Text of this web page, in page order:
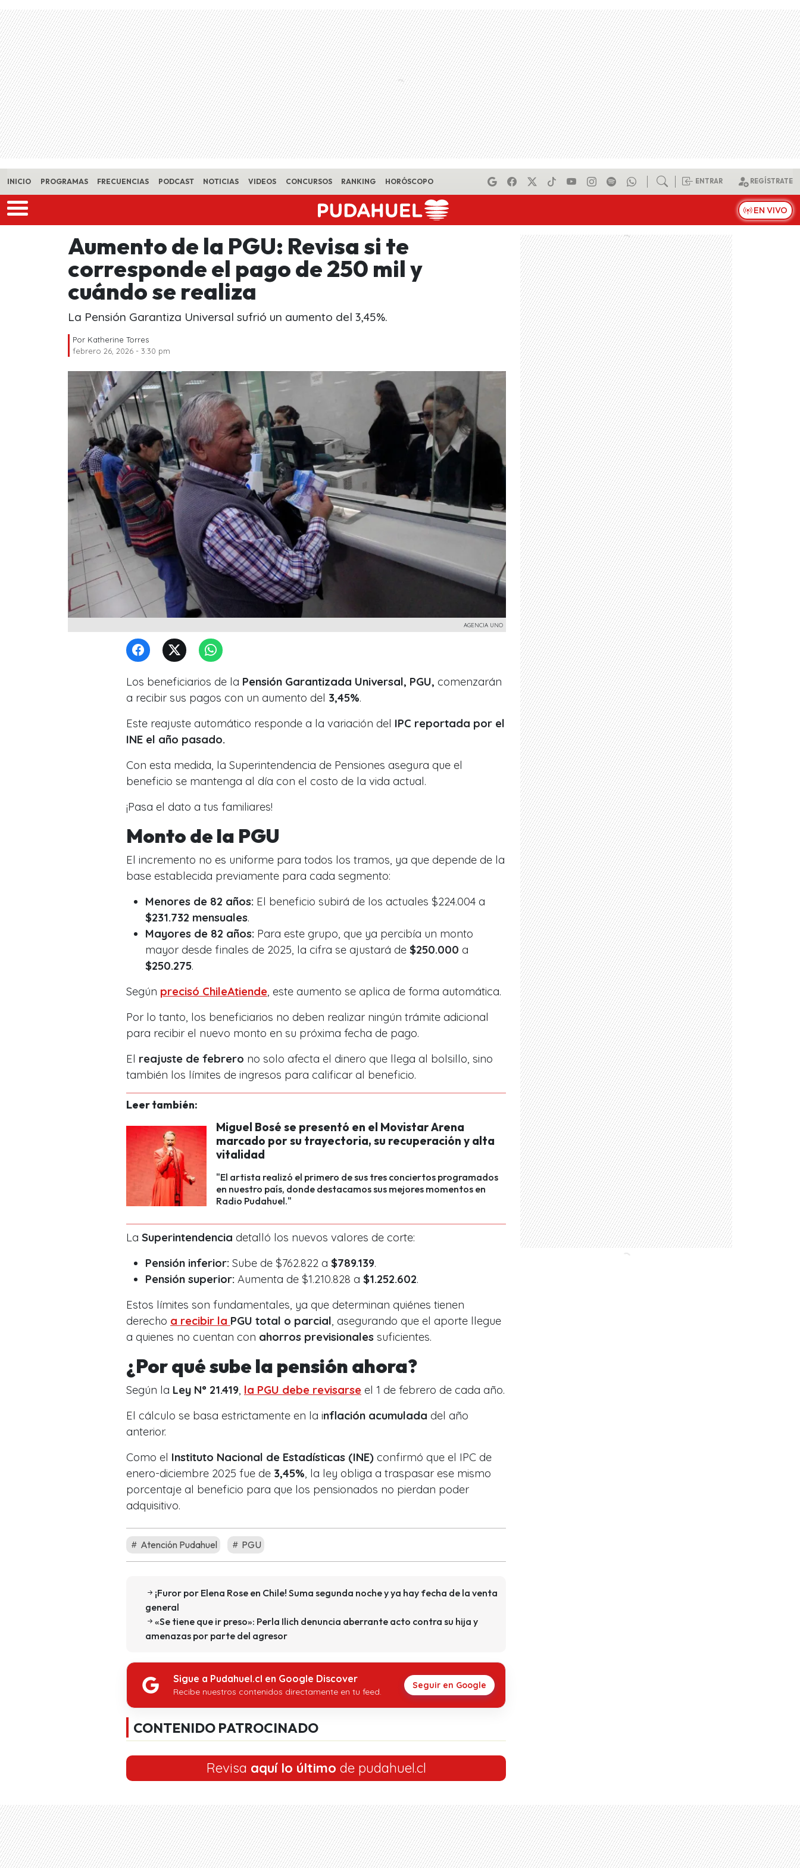
Skip to main content
INICIO PROGRAMAS FRECUENCIAS PODCAST NOTICIAS VIDEOS CONCURSOS RANKING HORÓSCOPO ENTRAR REGÍSTRATE
EN VIVO
Aumento de la PGU: Revisa si te
corresponde el pago de 250 mil y
cuándo se realiza
La Pensión Garantiza Universal sufrió un aumento del 3,45%.
Por Katherine Torres
febrero 26, 2026 - 3:30 pm
AGENCIA UNO
Los beneficiarios de la Pensión Garantizada Universal, PGU, comenzarán
a recibir sus pagos con un aumento del 3,45%.
Este reajuste automático responde a la variación del IPC reportada por el
INE el año pasado.
Con esta medida, la Superintendencia de Pensiones asegura que el
beneficio se mantenga al día con el costo de la vida actual.
¡Pasa el dato a tus familiares!
Monto de la PGU
El incremento no es uniforme para todos los tramos, ya que depende de la
base establecida previamente para cada segmento:
Menores de 82 años: El beneficio subirá de los actuales $224.004 a
$231.732 mensuales.
Mayores de 82 años: Para este grupo, que ya percibía un monto
mayor desde finales de 2025, la cifra se ajustará de $250.000 a
$250.275.
Según precisó ChileAtiende , este aumento se aplica de forma automática.
Por lo tanto, los beneficiarios no deben realizar ningún trámite adicional
para recibir el nuevo monto en su próxima fecha de pago.
El reajuste de febrero no solo afecta el dinero que llega al bolsillo, sino
también los límites de ingresos para calificar al beneficio.
Leer también:
Miguel Bosé se presentó en el Movistar Arena
marcado por su trayectoria, su recuperación y alta
vitalidad
"El artista realizó el primero de sus tres conciertos programados
en nuestro país, donde destacamos sus mejores momentos en
Radio Pudahuel."
La Superintendencia detalló los nuevos valores de corte:
Pensión inferior: Sube de $762.822 a $789.139.
Pensión superior: Aumenta de $1.210.828 a $1.252.602.
Estos límites son fundamentales, ya que determinan quiénes tienen
derecho a recibir la PGU total o parcial , asegurando que el aporte llegue
a quienes no cuentan con ahorros previsionales suficientes.
¿Por qué sube la pensión ahora?
Según la Ley N° 21.419 la PGU debe revisarse el 1 de febrero de cada año.
El cálculo se basa estrictamente en la inflación acumulada del año
anterior.
Como el Instituto Nacional de Estadísticas (INE) confirmó que el IPC de
enero-diciembre 2025 fue de 3,45% , la ley obliga a traspasar ese mismo
porcentaje al beneficio para que los pensionados no pierdan poder
adquisitivo.
Atención Pudahuel PGU
¡Furor por Elena Rose en Chile! Suma segunda noche y ya hay fecha de la venta
general
«Se tiene que ir preso»: Perla Ilich denuncia aberrante acto contra su hija y
amenazas por parte del agresor
Sigue a Pudahuel.cl en Google Discover
Recibe nuestros contenidos directamente en tu feed.
Seguir en Google
CONTENIDO PATROCINADO
Revisa aquí lo último de pudahuel.cl